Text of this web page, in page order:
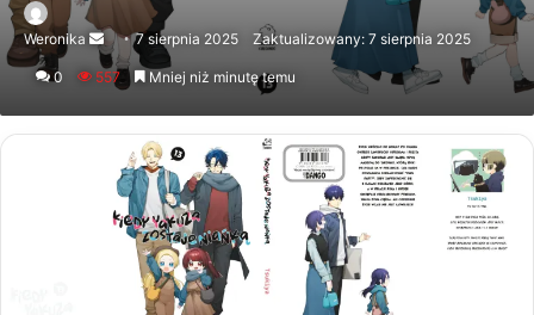
Weronika
Send
an
email
7 sierpnia 2025 Zaktualizowany: 7 sierpnia 2025
0 557 Mniej niż minutę temu